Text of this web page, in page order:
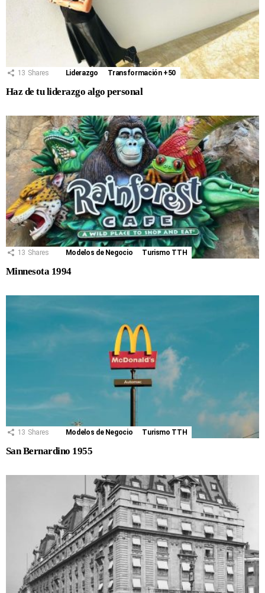
13 Shares Liderazgo Transformación +50
Haz de tu liderazgo algo personal
13 Shares Modelos de Negocio Turismo TTH
Minnesota 1994
13 Shares Modelos de Negocio Turismo TTH
San Bernardino 1955